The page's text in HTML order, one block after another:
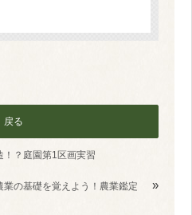
戻る
！？庭園第1区画実習
業の基礎を覚えよう！農業鑑定 »